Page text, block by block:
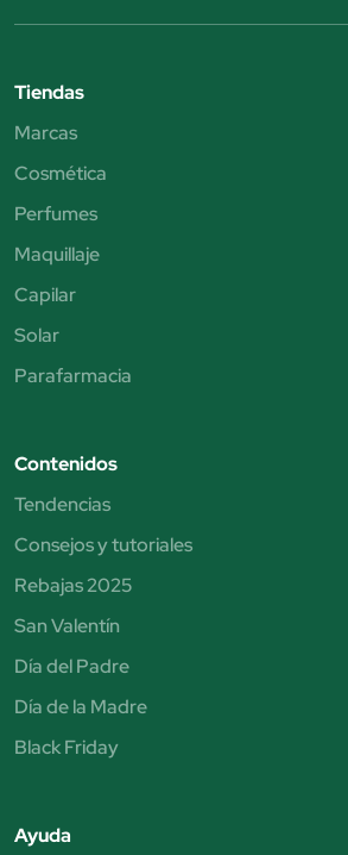
Tiendas
Marcas
Cosmética
Perfumes
Maquillaje
Capilar
Solar
Parafarmacia
Contenidos
Tendencias
Consejos y tutoriales
Rebajas 2025
San Valentín
Día del Padre
Día de la Madre
Black Friday
Ayuda